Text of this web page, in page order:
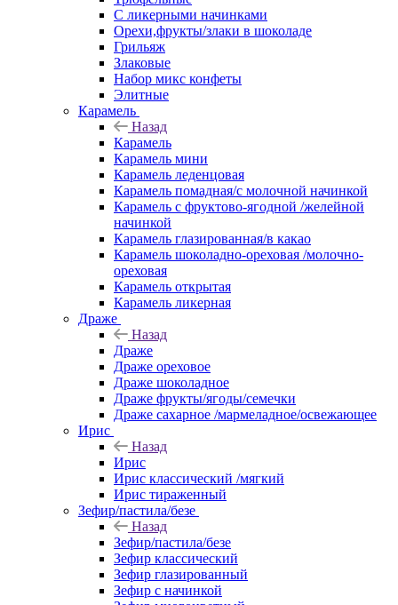
С ликерными начинками
Орехи,фрукты/злаки в шоколаде
Грильяж
Злаковые
Набор микс конфеты
Элитные
Карамель
Назад
Карамель
Карамель мини
Карамель леденцовая
Карамель помадная/с молочной начинкой
Карамель с фруктово-ягодной /желейной
начинкой
Карамель глазированная/в какао
Карамель шоколадно-ореховая /молочно-
ореховая
Карамель открытая
Карамель ликерная
Драже
Назад
Драже
Драже ореховое
Драже шоколадное
Драже фрукты/ягоды/семечки
Драже сахарное /мармеладное/освежающее
Ирис
Назад
Ирис
Ирис классический /мягкий
Ирис тираженный
Зефир/пастила/безе
Назад
Зефир/пастила/безе
Зефир классический
Зефир глазированный
Зефир с начинкой